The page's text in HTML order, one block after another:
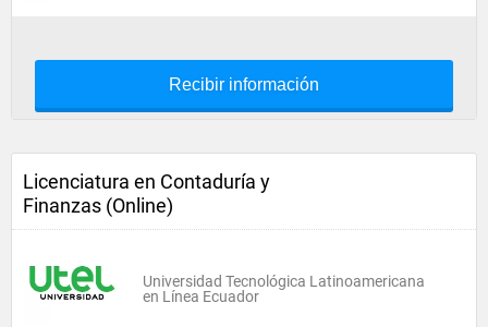
Recibir información
Licenciatura en Contaduría y
Finanzas (Online)
Universidad Tecnológica Latinoamericana
en Línea Ecuador